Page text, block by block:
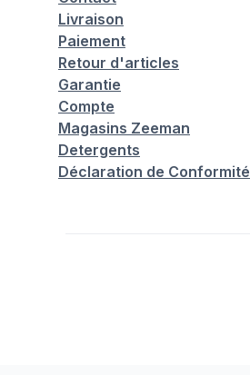
Livraison
Paiement
Retour d'articles
Garantie
Compte
Magasins Zeeman
Detergents
Déclaration de Conformité